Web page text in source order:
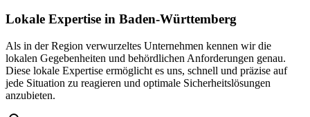
Lokale Expertise in Baden-Württemberg
Als in der Region verwurzeltes Unternehmen kennen wir die
lokalen Gegebenheiten und behördlichen Anforderungen genau.
Diese lokale Expertise ermöglicht es uns, schnell und präzise auf
jede Situation zu reagieren und optimale Sicherheitslösungen
anzubieten.